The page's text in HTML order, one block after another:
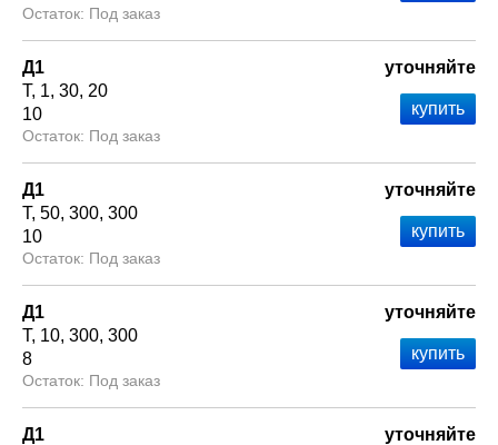
Под заказ
Д1
Т 1 30 20
10
Под заказ
уточняйте
Д1
Т 50 300 300
10
Под заказ
уточняйте
Д1
Т 10 300 300
8
Под заказ
уточняйте
Д1
уточняйте